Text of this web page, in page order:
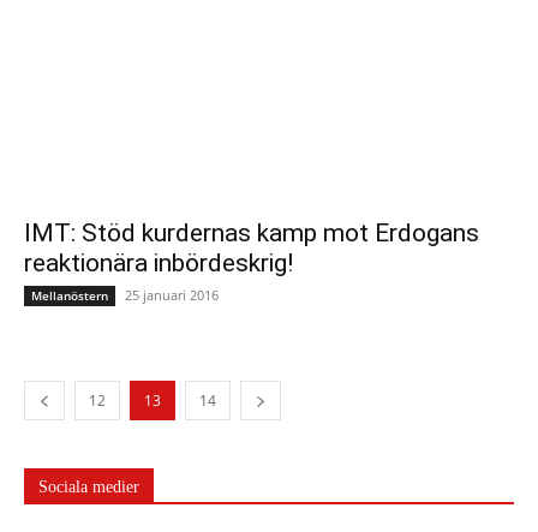
IMT: Stöd kurdernas kamp mot Erdogans
reaktionära inbördeskrig!
Mellanöstern 25 januari 2016
12 13 14
Sociala medier